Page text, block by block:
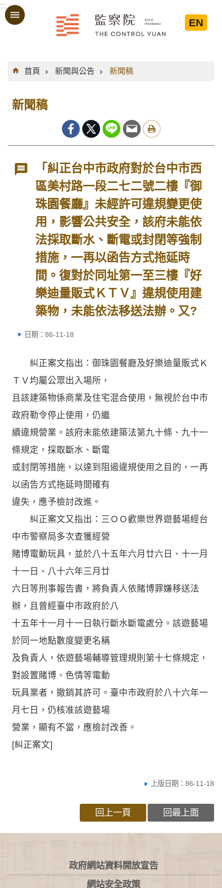
跳到主要內容區塊
:::
EN
:::
首頁
新聞與公告 新聞稿
新聞稿
「糾正台中市政府對於台中市西
區美村路一段二七二號二樓『御
珠園餐廳』未經許可違規變更使
用，影響公共安全，該府未能依
法採取斷水、斷電或封閉等強制
措施，一再以函告方式拖延時
間。復對於同址第一至三樓『好
樂迪量販式ＫＴＶ』違規使用建
築物，未能依法移送法辦。又?
日期：86-11-18
糾正案文指出：御珠園餐廳及好樂迪量販式Ｋ
ＴＶ均屬公眾出入場所，
且該建築物係商業及住宅混合使用，無視於台中市
政府勒令停止使用，仍繼
續違規營業。該府未能依建築法第九十條、九十一
條規定，採取斷水、斷電
或封閉等措施，以達到阻遏違規使用之目的，一再
以函告方式拖延時間確有
違失，應予檢討改進。
糾正案文又指出：三ＯＯ歡樂世界遊藝場經台
中市警察局多次查獲經營
賭博電動玩具，並於八十五年六月廿六日、十一月
十一日、八十六年三月廿
六日等刑事報告書，將負責人依賭博罪嫌移送法
辦，且曾經臺中市政府於八
十五年十一月十一日執行斷水斷電處分。該遊藝場
於同一地點數度變更名稱
及負責人，依遊藝場輔導管理規則第十七條規定，
對設置賭博、色情等電動
玩具業者，撤銷其許可。臺中市政府於八十六年一
月七日，仍核准該遊藝場
營業，顯有不當，應檢討改善。
[糾正案文]
上版日期：86-11-18
回上一頁 回最上面
:::
政府網站資料開放宣告
網站安全政策